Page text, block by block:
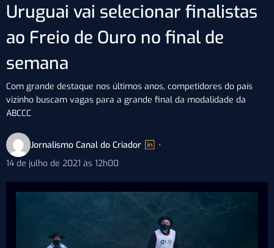
Uruguai vai selecionar finalistas
ao Freio de Ouro no final de
semana
Com grande destaque nos últimos anos, competidores do país
vizinho buscam vagas para a grande final da modalidade da
ABCCC
Jornalismo Canal do Criador
•
14 de julho de 2021 às 12h00